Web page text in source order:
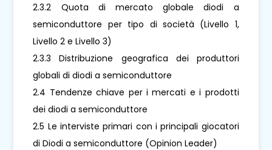
2.3.2 Quota di mercato globale diodi a
semiconduttore per tipo di società (Livello 1,
Livello 2 e Livello 3)
2.3.3 Distribuzione geografica dei produttori
globali di diodi a semiconduttore
2.4 Tendenze chiave per i mercati e i prodotti
dei diodi a semiconduttore
2.5 Le interviste primari con i principali giocatori
di Diodi a semiconduttore (Opinion Leader)